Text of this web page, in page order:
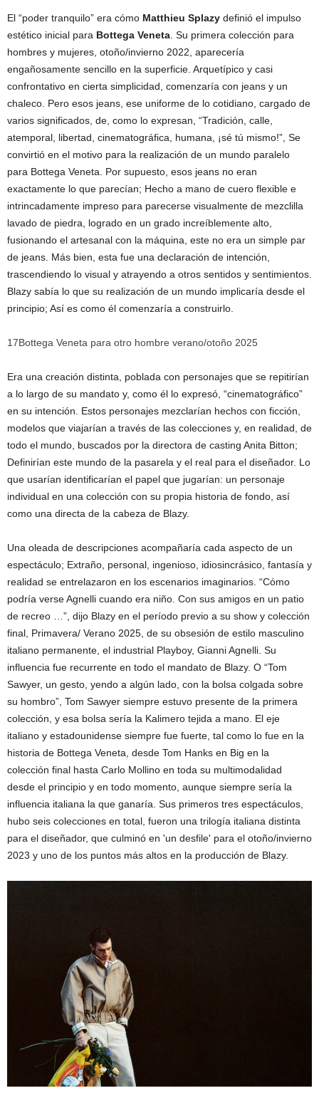
El “poder tranquilo” era cómo Matthieu Splazy definió el impulso
estético inicial para Bottega Veneta. Su primera colección para
hombres y mujeres, otoño/invierno 2022, aparecería
engañosamente sencillo en la superficie. Arquetípico y casi
confrontativo en cierta simplicidad, comenzaría con jeans y un
chaleco. Pero esos jeans, ese uniforme de lo cotidiano, cargado de
varios significados, de, como lo expresan, “Tradición, calle,
atemporal, libertad, cinematográfica, humana, ¡sé tú mismo!”, Se
convirtió en el motivo para la realización de un mundo paralelo
para Bottega Veneta. Por supuesto, esos jeans no eran
exactamente lo que parecían; Hecho a mano de cuero flexible e
intrincadamente impreso para parecerse visualmente de mezclilla
lavado de piedra, logrado en un grado increíblemente alto,
fusionando el artesanal con la máquina, este no era un simple par
de jeans. Más bien, esta fue una declaración de intención,
trascendiendo lo visual y atrayendo a otros sentidos y sentimientos.
Blazy sabía lo que su realización de un mundo implicaría desde el
principio; Así es como él comenzaría a construirlo.
17Bottega Veneta para otro hombre verano/otoño 2025
Era una creación distinta, poblada con personajes que se repitirían
a lo largo de su mandato y, como él lo expresó, “cinematográfico”
en su intención. Estos personajes mezclarían hechos con ficción,
modelos que viajarían a través de las colecciones y, en realidad, de
todo el mundo, buscados por la directora de casting Anita Bitton;
Definirían este mundo de la pasarela y el real para el diseñador. Lo
que usarían identificarían el papel que jugarían: un personaje
individual en una colección con su propia historia de fondo, así
como una directa de la cabeza de Blazy.
Una oleada de descripciones acompañaría cada aspecto de un
espectáculo; Extraño, personal, ingenioso, idiosincrásico, fantasía y
realidad se entrelazaron en los escenarios imaginarios. “Cómo
podría verse Agnelli cuando era niño. Con sus amigos en un patio
de recreo …”, dijo Blazy en el período previo a su show y colección
final, Primavera/ Verano 2025, de su obsesión de estilo masculino
italiano permanente, el industrial Playboy, Gianni Agnelli. Su
influencia fue recurrente en todo el mandato de Blazy. O “Tom
Sawyer, un gesto, yendo a algún lado, con la bolsa colgada sobre
su hombro”, Tom Sawyer siempre estuvo presente de la primera
colección, y esa bolsa sería la Kalimero tejida a mano. El eje
italiano y estadounidense siempre fue fuerte, tal como lo fue en la
historia de Bottega Veneta, desde Tom Hanks en Big en la
colección final hasta Carlo Mollino en toda su multimodalidad
desde el principio y en todo momento, aunque siempre sería la
influencia italiana la que ganaría. Sus primeros tres espectáculos,
hubo seis colecciones en total, fueron una trilogía italiana distinta
para el diseñador, que culminó en 'un desfile' para el otoño/invierno
2023 y uno de los puntos más altos en la producción de Blazy.